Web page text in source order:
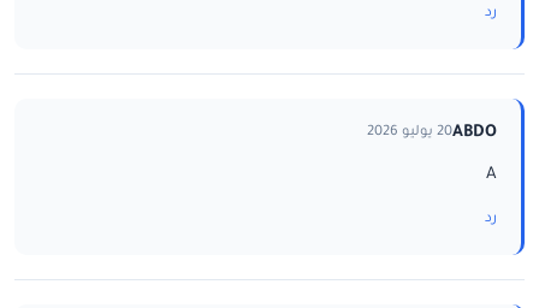
رد
ABDO20 يوليو 2026
A
رد